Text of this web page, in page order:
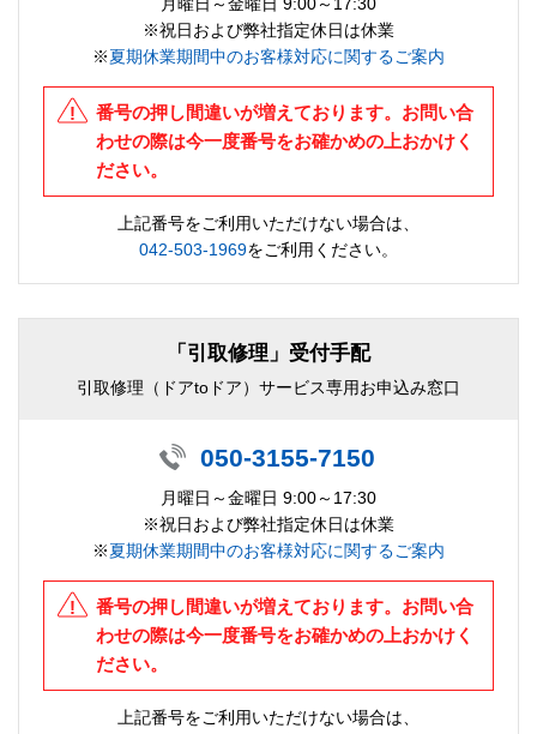
※祝日および弊社指定休日は休業
※夏期休業期間中のお客様対応に関するご案内
番号の押し間違いが増えております。お問い合
わせの際は今一度番号をお確かめの上おかけく
ださい。
上記番号をご利用いただけない場合は、
042-503-1969をご利用ください。
「引取修理」受付手配
引取修理（ドアtoドア）サービス専用お申込み窓口
050-3155-7150
月曜日～金曜日 9:00～17:30
※祝日および弊社指定休日は休業
※夏期休業期間中のお客様対応に関するご案内
番号の押し間違いが増えております。お問い合
わせの際は今一度番号をお確かめの上おかけく
ださい。
上記番号をご利用いただけない場合は、